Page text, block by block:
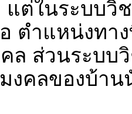
ต่ในระบบวิ
ตำแหน่งทา
ล ส่วนระบบ
งคลของบ้า